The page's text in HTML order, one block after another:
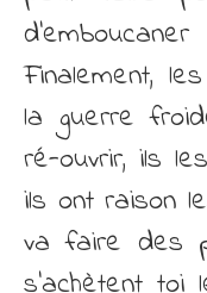
Finalement,
la guerre
ré-ouvrir, ils
ils ont raison
va faire des